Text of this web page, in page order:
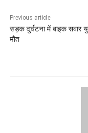
Previous article
सड़क दुर्घटना में बाइक सवार
मौत